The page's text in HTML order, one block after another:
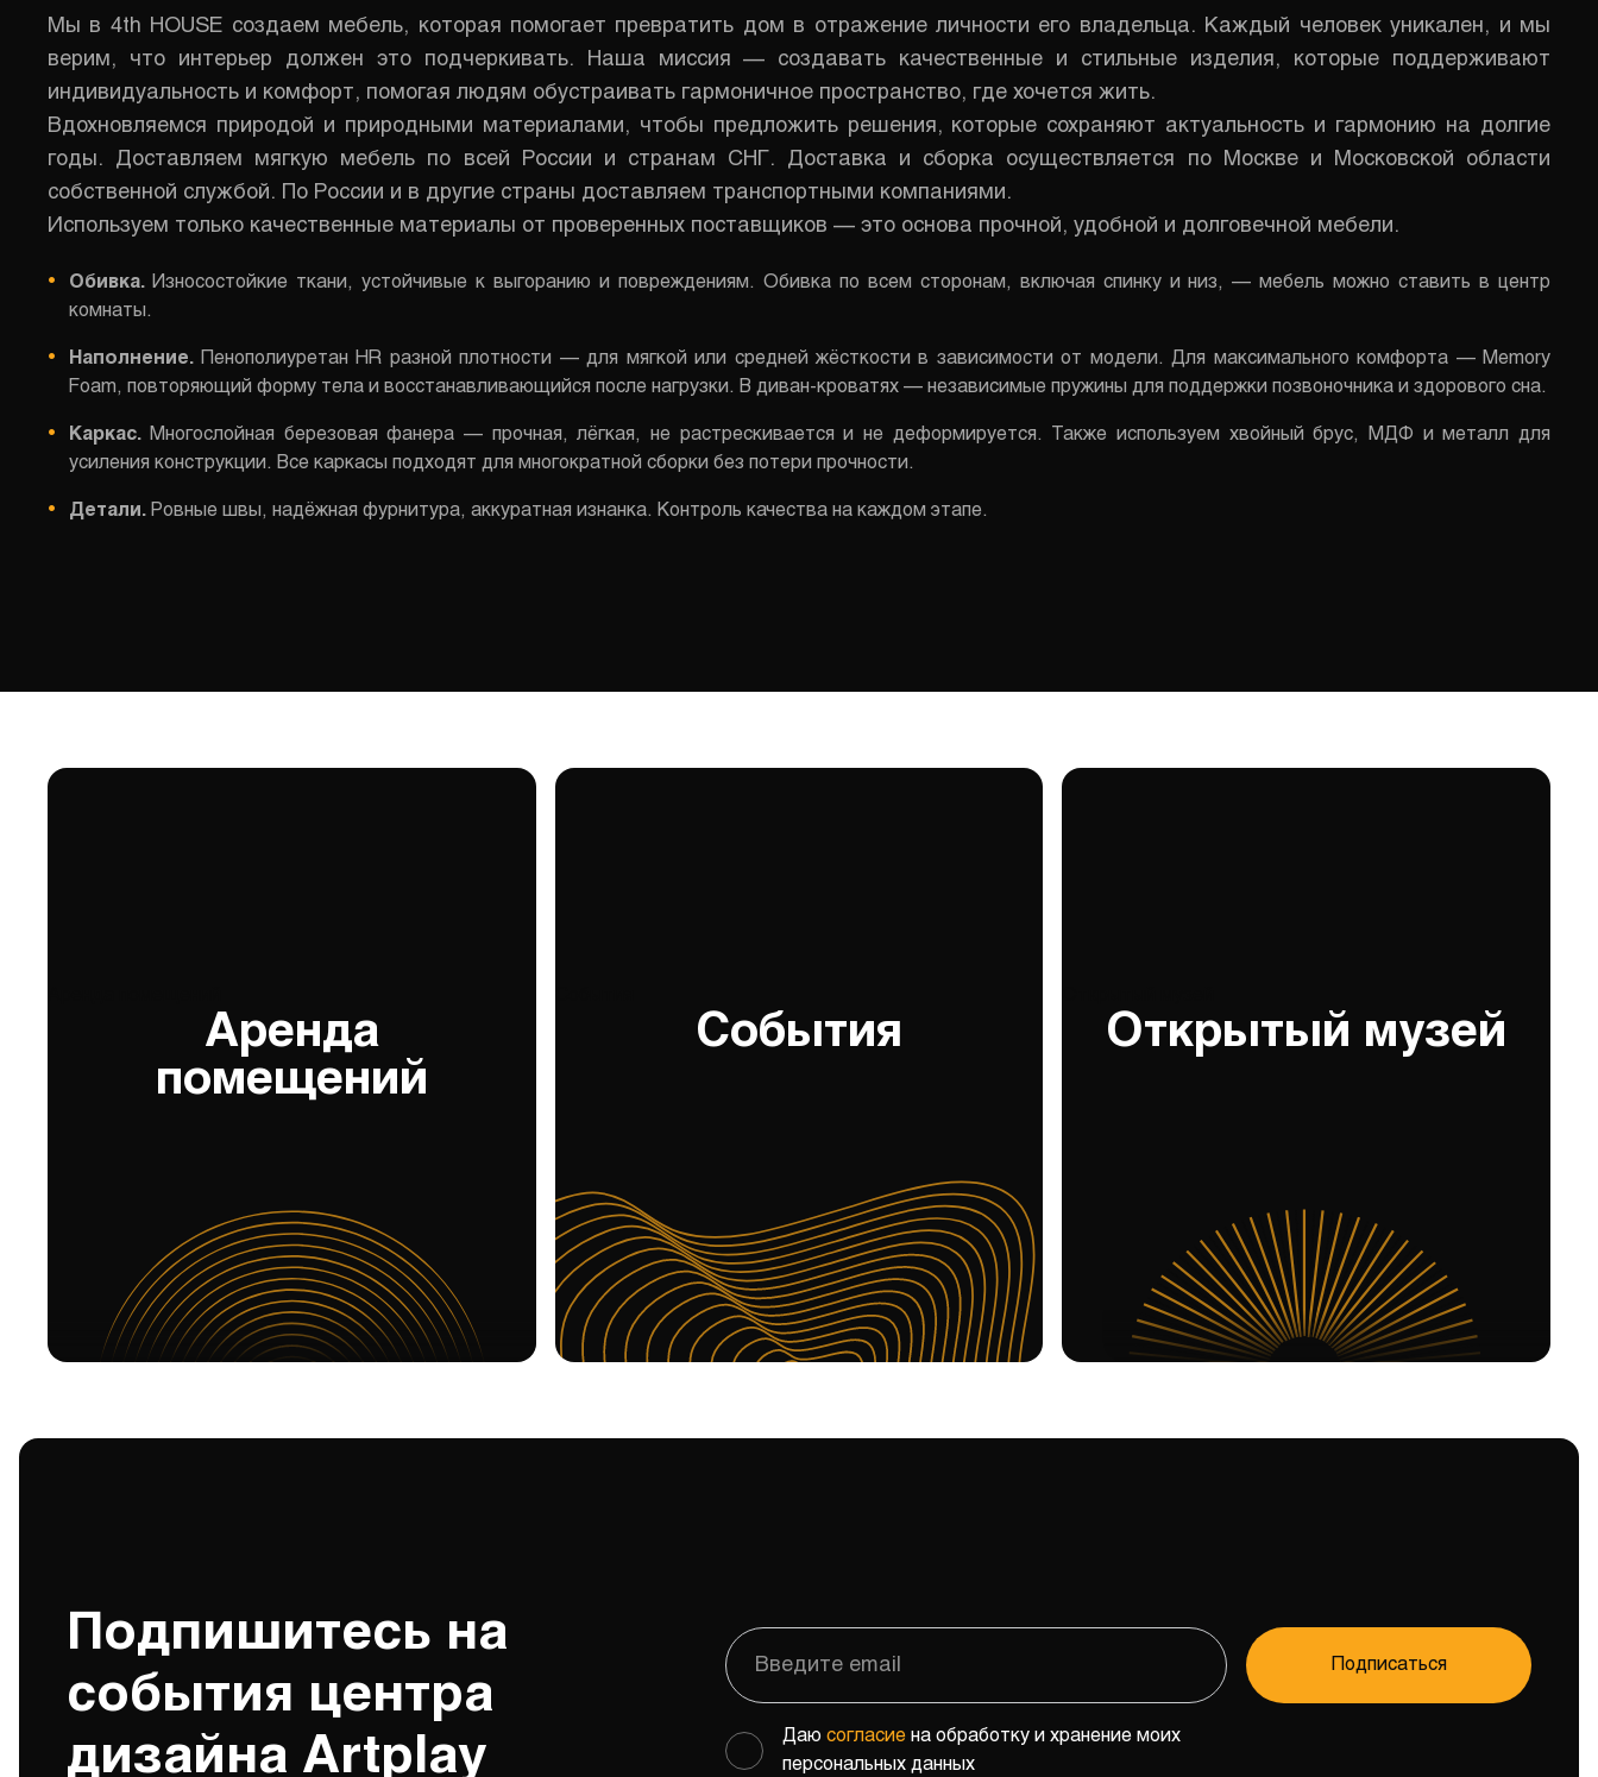
Мы в 4th HOUSE создаем мебель, которая помогает превратить дом в отражение личности его владельца. Каждый человек уникален, и мы
верим, что интерьер должен это подчеркивать. Наша миссия — создавать качественные и стильные изделия, которые поддерживают
индивидуальность и комфорт, помогая людям обустраивать гармоничное пространство, где хочется жить.
Вдохновляемся природой и природными материалами, чтобы предложить решения, которые сохраняют актуальность и гармонию на долгие
годы. Доставляем мягкую мебель по всей России и странам СНГ. Доставка и сборка осуществляется по Москве и Московской области
собственной службой. По России и в другие страны доставляем транспортными компаниями.
Используем только качественные материалы от проверенных поставщиков — это основа прочной, удобной и долговечной мебели.
Обивка.Износостойкие ткани, устойчивые к выгоранию и повреждениям. Обивка по всем сторонам, включая спинку и низ, — мебель можно ставить в центр
комнаты.
Наполнение.Пенополиуретан HR разной плотности — для мягкой или средней жёсткости в зависимости от модели. Для максимального комфорта — Memory
Foam, повторяющий форму тела и восстанавливающийся после нагрузки. В диван-кроватях — независимые пружины для поддержки позвоночника и здорового сна.
Каркас.Многослойная березовая фанера — прочная, лёгкая, не растрескивается и не деформируется. Также используем хвойный брус, МДФ и металл для
усиления конструкции. Все каркасы подходят для многократной сборки без потери прочности.
Детали.Ровные швы, надёжная фурнитура, аккуратная изнанка. Контроль качества на каждом этапе.
Аренда
помещений
События Открытый музей
Подпишитесь на
события центра
дизайна Artplay
Подписаться
Даюсогласие на обработку и хранение моих
персональных данных